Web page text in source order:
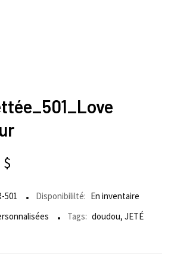
$
501 Disponibililté: En inventaire
Tags: doudou, JETÉ